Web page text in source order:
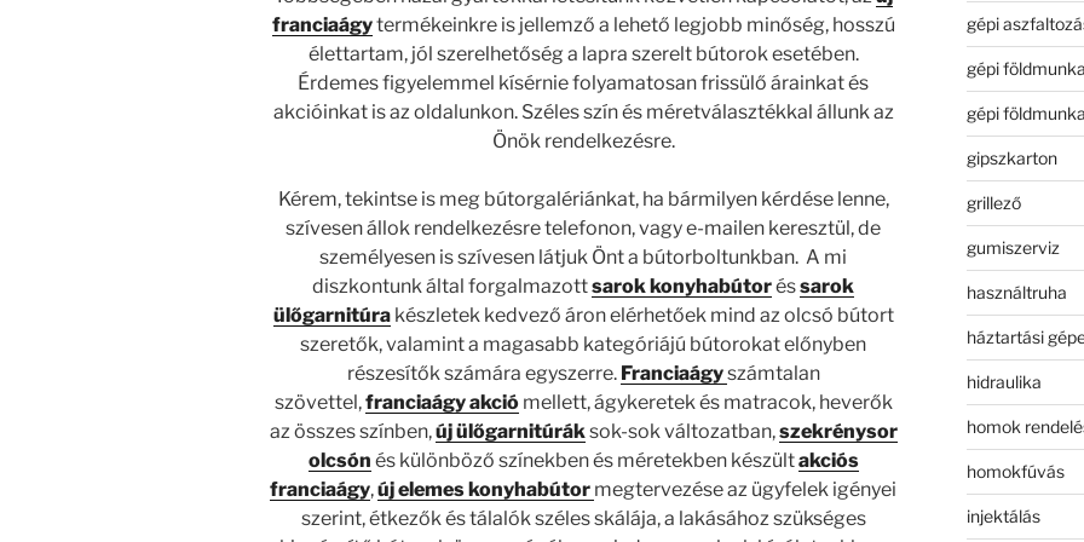
franciaágytermékeinkre is jellemző a lehető legjobb minőség, hosszú
élettartam, jól szerelhetőség a lapra szerelt bútorok esetében.
Érdemes figyelemmel kísérnie folyamatosan frissülő árainkat és
akcióinkat is az oldalunkon. Széles szín és méretválasztékkal állunk az
Önök rendelkezésre.
Kérem, tekintse is meg bútorgalériánkat, ha bármilyen kérdése lenne,
szívesen állok rendelkezésre telefonon, vagy e-mailen keresztül, de
személyesen is szívesen látjuk Önt a bútorboltunkban. A mi
diszkontunk által forgalmazottsarok konyhabútoréssarok
ülőgarnitúrakészletek kedvező áron elérhetőek mind az olcsó bútort
szeretők, valamint a magasabb kategóriájú bútorokat előnyben
részesítők számára egyszerre. Franciaágyszámtalan
szövettel,franciaágy akciómellett, ágykeretek és matracok, heverők
az összes színben,újülőgarnitúráksok-sok változatban,szekrénysor
olcsón és különböző színekben és méretekben készültakciós
franciaágy,új elemes konyhabútor megtervezése az ügyfelek igényei
szerint, étkezők és tálalók széles skálája, a lakásához szükséges
gépi
gépi földmunka
gépi
gipszkarton
grillező
gumiszerviz
használtruha
háztartási
hidraulika
homok
homokfúvás
injektálás